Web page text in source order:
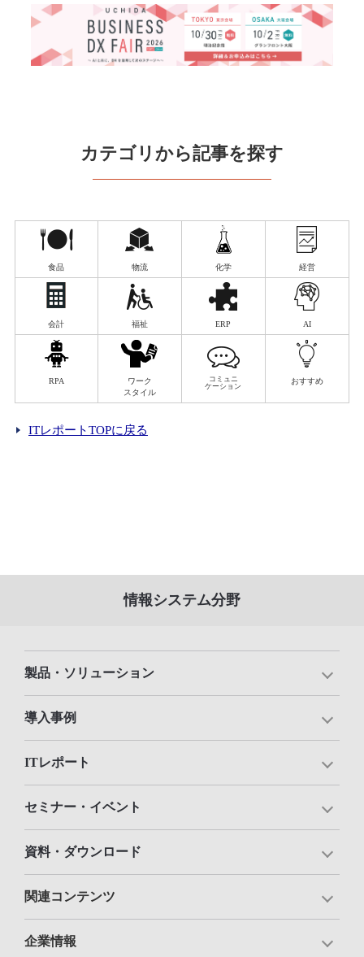
カテゴリから記事を探す
食品 物流 化学 経営
会計 福祉 ERP AI
RPA
ワーク
スタイル
コミュニ
ケーション
おすすめ
ITレポートTOPに戻る
情報システム分野
製品・ソリューション
導入事例
ITレポート
セミナー・イベント
資料・ダウンロード
関連コンテンツ
企業情報